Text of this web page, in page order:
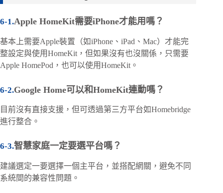
Apple HomeKit需要iPhone才能用嗎？
基本上需要Apple裝置（如iPhone、iPad、Mac）才能完
整設定與使用HomeKit，但如果沒有也沒關係，只需要
Apple HomePod，也可以使用HomeKit。
Google Home可以和HomeKit連動嗎？
目前沒有直接支援，但可透過第三方平台如Homebridge
進行整合。
智慧家庭一定要選平台嗎？
建議選定一要選擇一個主平台，並搭配網關，避免不同
系統間的兼容性問題。